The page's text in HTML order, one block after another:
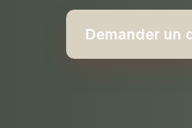
Demander un